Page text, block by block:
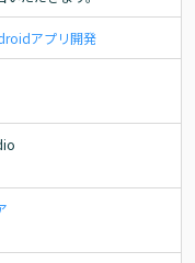
アプリ開発